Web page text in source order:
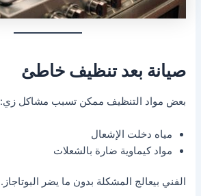
صيانة بعد تنظيف خاطئ
بعض مواد التنظيف ممكن تسبب مشاكل زي:
مياه دخلت الإشعال
مواد كيماوية ضارة بالشعلات
الفني بيعالج المشكلة بدون ما يضر البوتاجاز.